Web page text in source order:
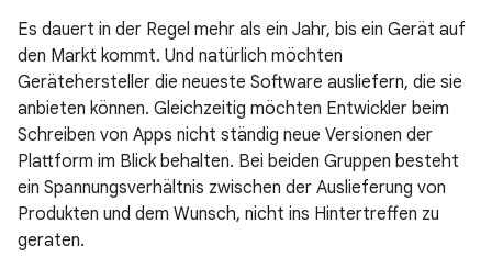
Es dauert in der Regel mehr als ein Jahr, bis ein Gerät auf
den Markt kommt. Und natürlich möchten
Gerätehersteller die neueste Software ausliefern, die sie
anbieten können. Gleichzeitig möchten Entwickler beim
Schreiben von Apps nicht ständig neue Versionen der
Plattform im Blick behalten. Bei beiden Gruppen besteht
ein Spannungsverhältnis zwischen der Auslieferung von
Produkten und dem Wunsch, nicht ins Hintertreffen zu
geraten.